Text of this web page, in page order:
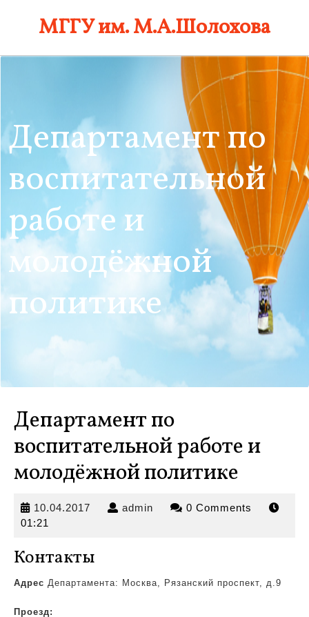
МГГУ им. М.А.Шолохова
Департамент по
воспитательной
работе и
молодёжной
политике
Департамент по
воспитательной работе и
молодёжной политике
10.04.2017 10.04.2017
admin admin 0 Comments
01:21
Контакты
Адрес Департамента: Москва, Рязанский проспект, д.9
Проезд: